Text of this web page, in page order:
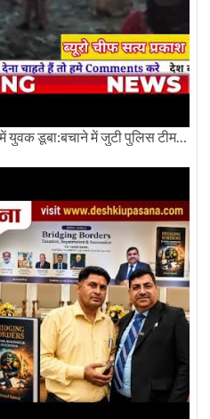
नोएडा सेक्टर63 के पास हिंडननदी में युवक डूबा:बचाने में जुटी पुलिस टीम: देखिए पूरी ग्राउंड रिपोर्टिंग